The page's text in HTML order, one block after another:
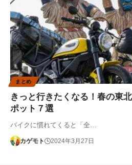
まとめ
きっと行きたくなる！春の東
ポット７選
バイクに慣れてくると「全…
カゲモト 2024年3月27日